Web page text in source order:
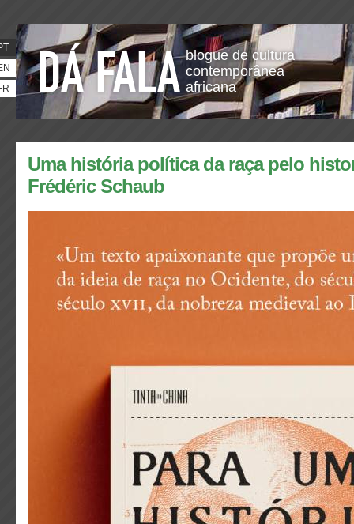
blogue de cultura
contemporânea
africana
Uma história política da raça pelo
Frédéric Schaub